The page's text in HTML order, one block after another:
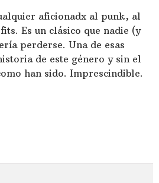
aficionadx al punk, al
Es un clásico que nadie (y
perderse. Una de esas
de este género y sin el
han sido. Imprescindible.